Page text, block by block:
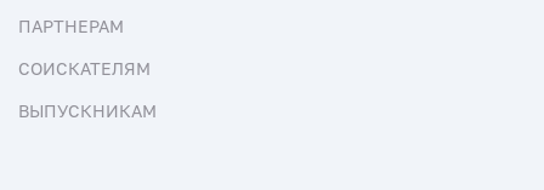
ПАРТНЕРАМ
СОИСКАТЕЛЯМ
ВЫПУСКНИКАМ